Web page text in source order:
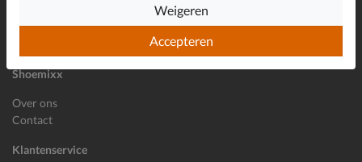
Shoemixx
Over ons
Contact
Klantenservice
Accepteren
Weigeren